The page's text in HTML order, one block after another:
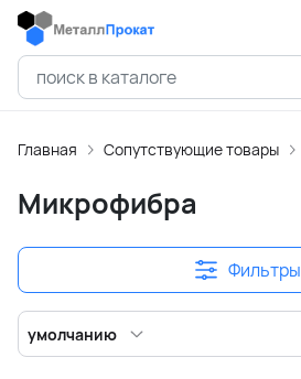
Главная Сопутствующие товары
Микрофибра
Фильтры
умолчанию